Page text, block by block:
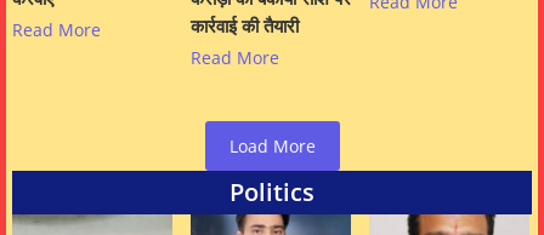
Read More
कार्रवाई की तैयारी
Read More
Load More
Politics